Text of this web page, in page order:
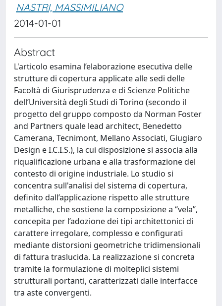
NASTRI, MASSIMILIANO
2014-01-01
Abstract
L'articolo esamina l’elaborazione esecutiva delle
strutture di copertura applicate alle sedi delle
Facoltà di Giurisprudenza e di Scienze Politiche
dell’Università degli Studi di Torino (secondo il
progetto del gruppo composto da Norman Foster
and Partners quale lead architect, Benedetto
Camerana, Tecnimont, Mellano Associati, Giugiaro
Design e I.C.I.S.), la cui disposizione si associa alla
riqualificazione urbana e alla trasformazione del
contesto di origine industriale. Lo studio si
concentra sull'analisi del sistema di copertura,
definito dall’applicazione rispetto alle strutture
metalliche, che sostiene la composizione a “vela”,
concepita per l’adozione dei tipi architettonici di
carattere irregolare, complesso e configurati
mediante distorsioni geometriche tridimensionali
di fattura traslucida. La realizzazione si concreta
tramite la formulazione di molteplici sistemi
strutturali portanti, caratterizzati dalle interfacce
tra aste convergenti.